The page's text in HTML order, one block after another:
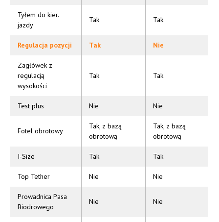
Tyłem do kier.
jazdy
Tak Tak
Regulacja pozycji Tak Nie
Zagłówek z
regulacją
wysokości
Tak Tak
Test plus Nie Nie
Fotel obrotowy
Tak, z bazą
obrotową
Tak, z bazą
obrotową
I-Size Tak Tak
Top Tether Nie Nie
Prowadnica Pasa
Biodrowego
Nie Nie